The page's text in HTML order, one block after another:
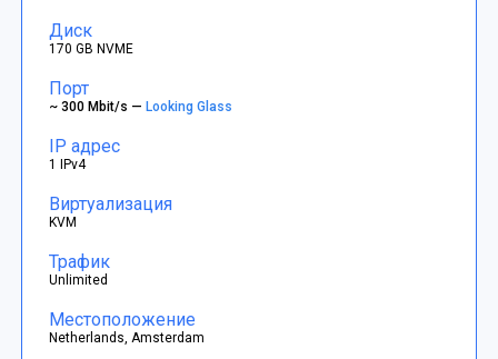
Диск
170 GB NVME
Порт
~ 300 Mbit/s —Looking Glass
IP адрес
1 IPv4
Виртуализация
KVM
Трафик
Unlimited
Местоположение
Netherlands, Amsterdam